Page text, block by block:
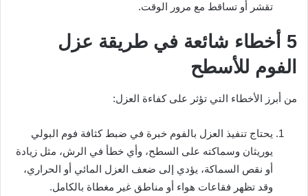
تقشر أو تساقط مع مرور الوقت.
5 أخطاء شائعة في طريقة عزل
الفوم للأسطح
من أبرز الأخطاء التي تؤثر على كفاءة العزل:
يحتاج تنفيذ العزل بالفوم خبرة في ضبط كثافة فوم البولي
يوريثان وسماكته على السطح، وأي خطأ في الرش، مثل زيادة
أو نقص السماكة، يؤدي إلى ضعف العزل المائي أو الحراري،
وقد تظهر فقاعات هواء أو مناطق غير مغطاة بالكامل.